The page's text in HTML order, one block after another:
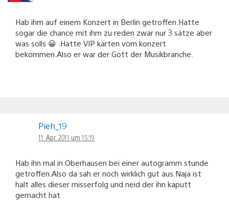
Hab ihm auf einem Konzert in Berlin getroffen.Hatte
sogar die chance mit ihm zu reden zwar nur 3 sätze aber
was solls 😀 .Hatte VIP karten vom konzert
bekommen.Also er war der Gott der Musikbranche.
Pieh_19
11. Apr. 2011 um 15:19
Hab ihn mal in Oberhausen bei einer autogramm stunde
getroffen.Also da sah er noch wirklich gut aus.Naja ist
halt alles dieser misserfolg und neid der ihn kaputt
gemacht hat